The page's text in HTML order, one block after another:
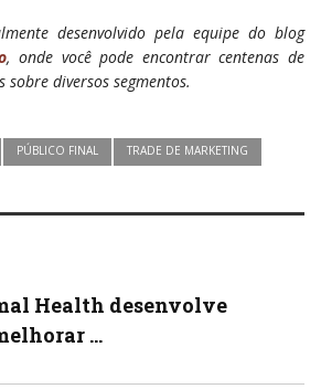
desenvolvido pela equipe do blog
, onde você pode encontrar centenas de
diversos segmentos.
PÚBLICO FINAL TRADE DE MARKETING
Health desenvolve
...